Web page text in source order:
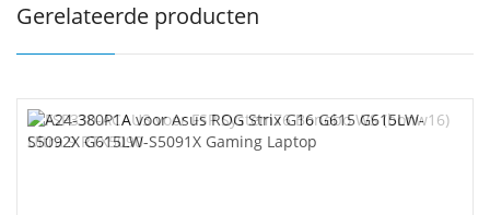
Gerelateerde producten